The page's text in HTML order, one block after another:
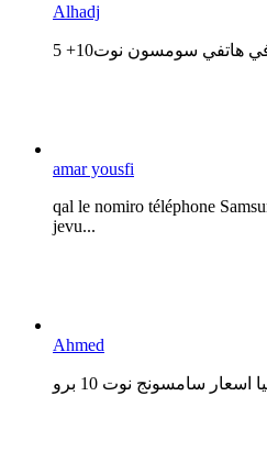
Alhadj
amar yousfi
qal le nomiro téléphone
jevu...
Ahmed